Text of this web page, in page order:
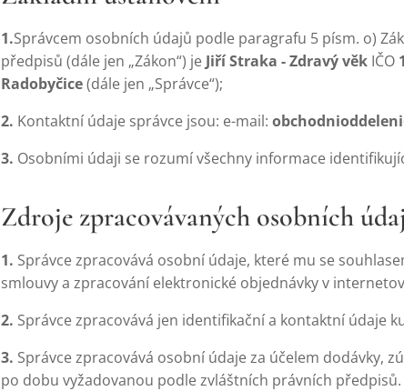
1.Správcem osobních údajů podle paragrafu 5 písm. o)
předpisů (dále jen „Zákon“) je Jiří Straka - Zdravý věkIČO
Radobyčice(dále jen „Správce“);
2. Kontaktní údaje správce jsou: e-mail:
3. Osobními údaji se rozumí všechny informace
Zdroje zpracovávaných osobních
1. Správce zpracovává osobní údaje, které mu se
smlouvy a zpracování elektronické objednávky v
2. Správce zpracovává jen identifikační a kontaktní údaje
3. Správce zpracovává osobní údaje za účelem dodávky,
po dobu vyžadovanou podle zvláštních právních